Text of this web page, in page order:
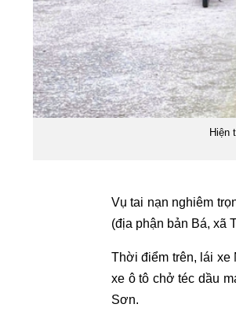
Hiện
Vụ tai nạn nghiêm
(địa phận bản Bá, xã
Thời điểm trên, lái xe
xe ô tô chở téc dầu
Sơn.